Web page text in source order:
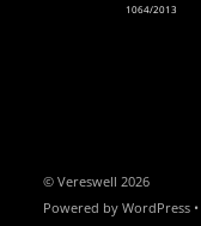
1064/2013
© Vereswell 2026
Powered by WordPress•